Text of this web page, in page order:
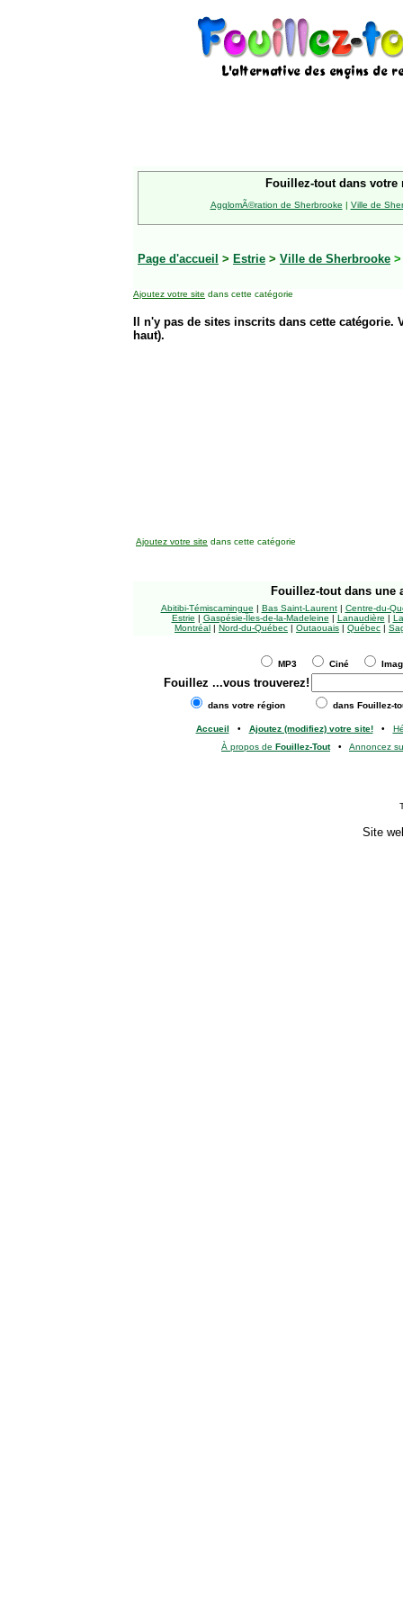
Fouillez-tout dans votre
AgglomÃ©ration de Sherbrooke | Ville de
Page d'accueil > Estrie > Ville de Sherbrooke
Ajoutez votre site dans cette catégorie
Il n'y pas de sites inscrits dans cette
haut).
Ajoutez votre site dans cette catégorie
Fouillez-tout dans une
Abitibi-Témiscamingue | Bas Saint-Laurent| Centre-du-
Estrie | Gaspésie-Îles-de-la-Madeleine | Lanaudière |
Montréal | Nord-du-Québec | Outaouais | Québec |
MP3 Ciné
Fouillez ...vous trouverez!
dans votre région dans Fouillez-
Accueil • Ajoutez (modifiez) votre site!•
À propos de Fouillez-Tout• Annoncez
Site